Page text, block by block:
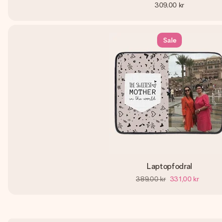
309,00 kr
Sale
Laptopfodral
389,00 kr 331,00 kr